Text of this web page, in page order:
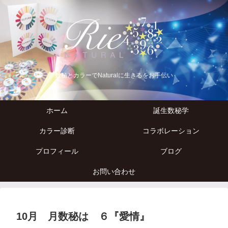
数秘とカラーでNaturalに生きるをお手伝い
ホーム 誕生数秘学
カラー診断 コラボレーション
プロフィール ブログ
お問い合わせ
10月 月数秘は ６『愛情』